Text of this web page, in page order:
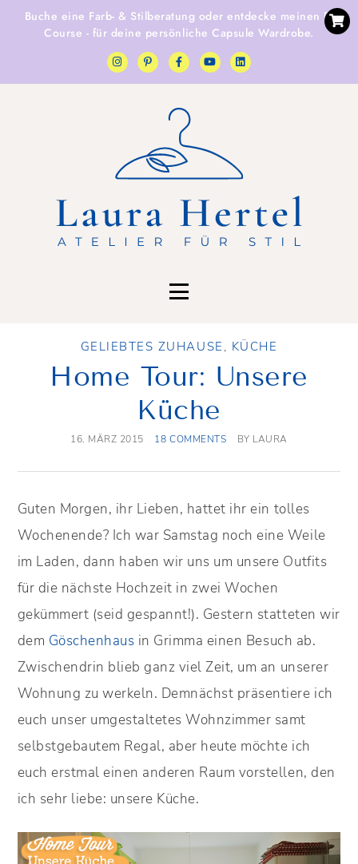
Buche eine Farb- & Stilberatung oder entdecke meinen E-
Course - für deine persönliche Capsule Wardrobe.
GELIEBTES ZUHAUSE , KÜCHE
Home Tour: Unsere
Küche
16. MÄRZ 2015 18 COMMENTS BY LAURA
Guten Morgen, ihr Lieben, hattet ihr ein tolles
Wochenende? Ich war Samstag noch eine Weile
im Laden, dann haben wir uns um unsere Outfits
für die nächste Hochzeit in zwei Wochen
gekümmert (seid gespannt!). Gestern statteten wir
dem Göschenhaus in Grimma einen Besuch ab.
Zwischendrin blieb ganz viel Zeit, um an unserer
Wohnung zu werkeln. Demnächst präsentiere ich
euch unser umgestaltetes Wohnzimmer samt
selbstgebautem Regal, aber heute möchte ich
euch erstmal einen anderen Raum vorstellen, den
ich sehr liebe: unsere Küche.